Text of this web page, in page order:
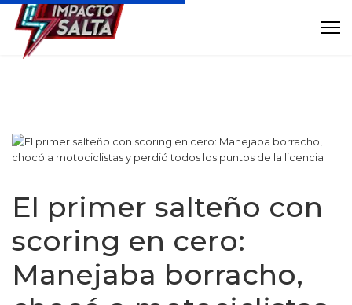
El primer salteño con
scoring en cero:
Manejaba borracho,